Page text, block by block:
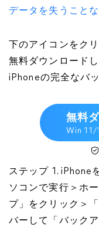
データを失うこと
下のアイコンをク
無料ダウンロード
iPhoneの完全なバ
無料
Win
ステップ 1. iPhone
ソコンで実行＞ホ
プ」をクリック＞
バーして「バック